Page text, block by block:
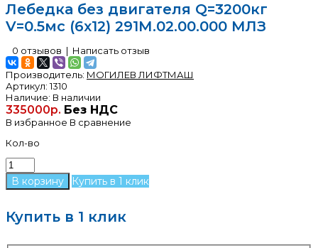
Лебедка без двигателя Q=3200кг
V=0.5мс (6х12) 291М.02.00.000 МЛЗ
0 отзывов | Написать отзыв
Производитель: МОГИЛЕВ ЛИФТМАШ
Артикул:1310
Наличие: В наличии
335000р. Без НДС
В избранное В сравнение
Кол-во
Купить в 1 клик
Купить в 1 клик